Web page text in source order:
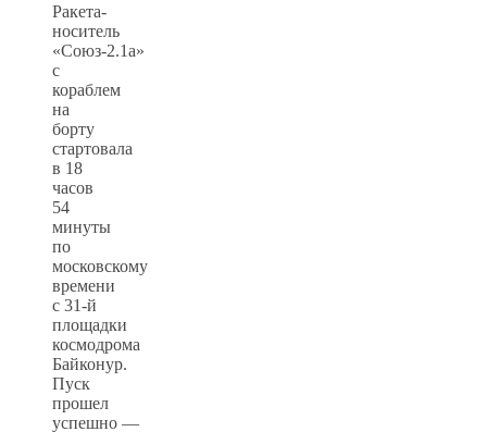
Ракета-
носитель
«Союз-2.1а»
с
кораблем
на
борту
стартовала
в 18
часов
54
минуты
по
московскому
времени
с 31-й
площадки
космодрома
Байконур.
Пуск
прошел
успешно —